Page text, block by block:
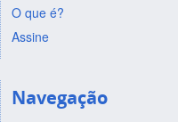
O que é?
Assine
Navegação